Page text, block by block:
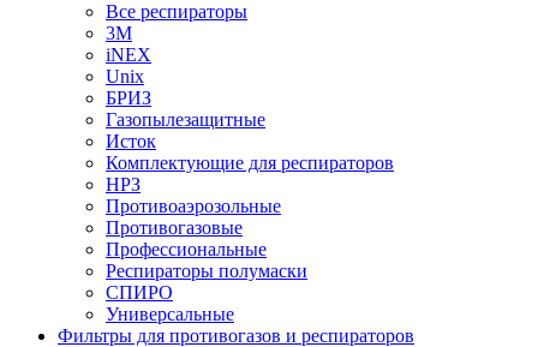
Все респираторы
3М
iNEX
Unix
БРИЗ
Газопылезащитные
Исток
Комплектующие для респираторов
НРЗ
Противоаэрозольные
Противогазовые
Профессиональные
Респираторы полумаски
СПИРО
Универсальные
Фильтры для противогазов и респираторов